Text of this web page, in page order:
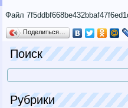
Файл
Поделиться…
Поиск
Рубрики